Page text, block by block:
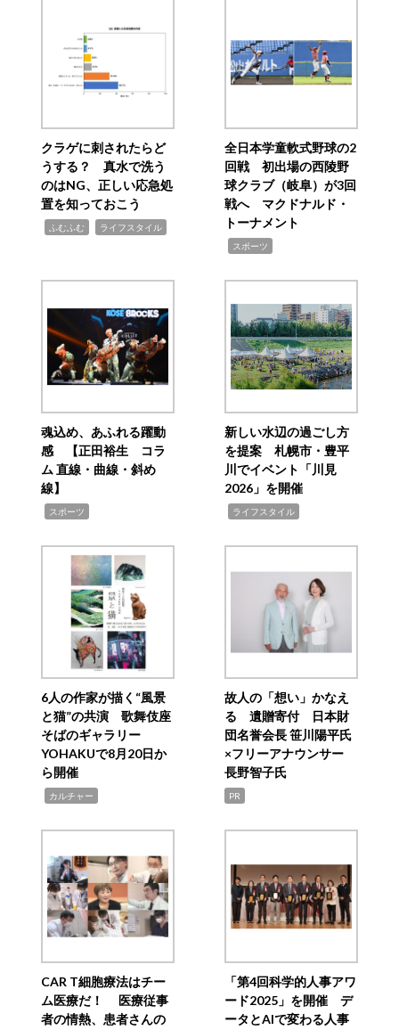
クラゲに刺されたらど
うする？ 真水で洗う
のはNG、正しい応急処
置を知っておこう
ふむふむ ライフスタイル
全日本学童軟式野球の2
回戦 初出場の西陵野
球クラブ（岐阜）が3回
戦へ マクドナルド・
トーナメント
スポーツ
魂込め、あふれる躍動
感 【正田裕生 コラ
ム 直線・曲線・斜め
線】
スポーツ
新しい水辺の過ごし方
を提案 札幌市・豊平
川でイベント「川見
2026」を開催
ライフスタイル
6人の作家が描く“風景
と猫”の共演 歌舞伎座
そばのギャラリー
YOHAKUで8月20日か
ら開催
カルチャー
故人の「想い」かなえ
る 遺贈寄付 日本財
団名誉会長 笹川陽平氏
×フリーアナウンサー
長野智子氏
PR
CAR T細胞療法はチー
ム医療だ！ 医療従事
者の情熱、患者さんの
「第4回科学的人事アワ
ード2025」を開催 デ
ータとAIで変わる人事